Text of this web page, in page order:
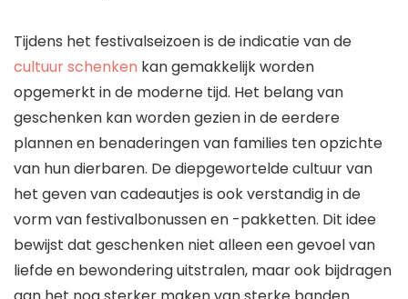
Tijdens het festivalseizoen is de indicatie van de
cultuur schenken kan gemakkelijk worden
opgemerkt in de moderne tijd. Het belang van
geschenken kan worden gezien in de eerdere
plannen en benaderingen van families ten opzichte
van hun dierbaren. De diepgewortelde cultuur van
het geven van cadeautjes is ook verstandig in de
vorm van festivalbonussen en -pakketten. Dit idee
bewijst dat geschenken niet alleen een gevoel van
liefde en bewondering uitstralen, maar ook bijdragen